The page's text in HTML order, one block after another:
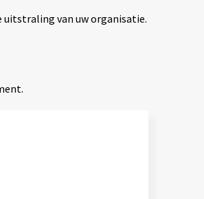
uitstraling van uw organisatie.